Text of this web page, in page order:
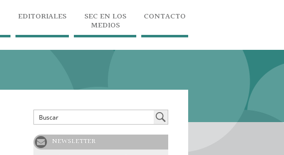
EDITORIALES SEC EN LOS
MEDIOS
CONTACTO
NEWSLETTER